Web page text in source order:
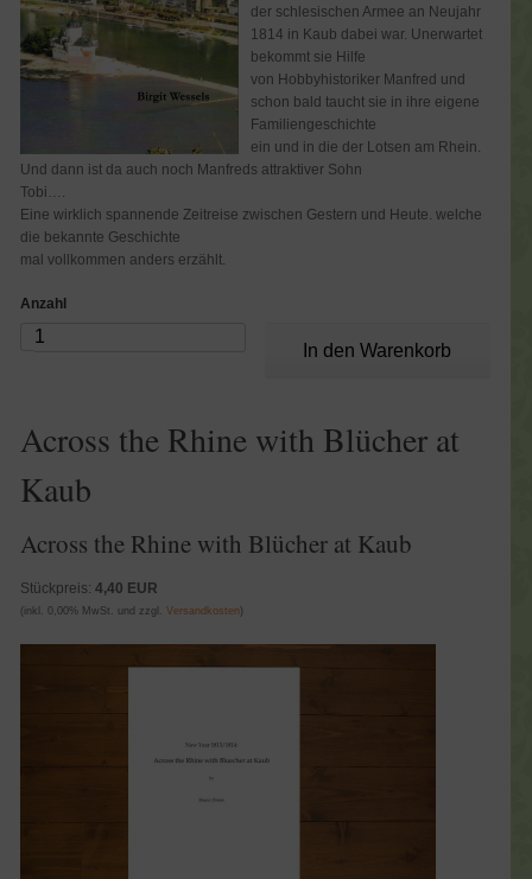
der schlesischen Armee an Neujahr
1814 in Kaub dabei war. Unerwartet
bekommt sie Hilfe
von Hobbyhistoriker Manfred und
schon bald taucht sie in ihre eigene
Familiengeschichte
ein und in die der Lotsen am Rhein.
Und dann ist da auch noch Manfreds attraktiver Sohn
Tobi….
Eine wirklich spannende Zeitreise zwischen Gestern und Heute. welche
die bekannte Geschichte
mal vollkommen anders erzählt.
Anzahl
Across the Rhine with Blücher at
Kaub
Across the Rhine with Blücher at Kaub
Stückpreis:4,40 EUR
(inkl. 0,00% MwSt. und zzgl.Versandkosten)